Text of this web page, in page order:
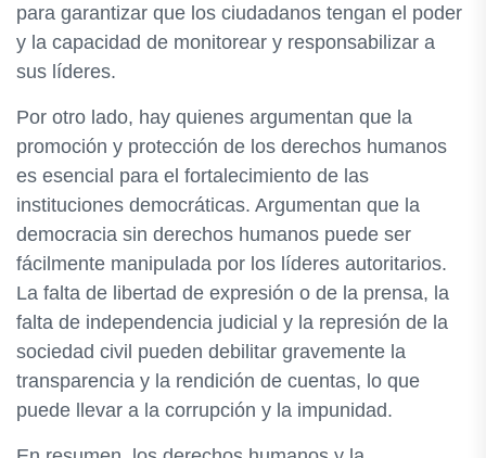
para garantizar que los ciudadanos tengan el poder
y la capacidad de monitorear y responsabilizar a
sus líderes.
Por otro lado, hay quienes argumentan que la
promoción y protección de los derechos humanos
es esencial para el fortalecimiento de las
instituciones democráticas. Argumentan que la
democracia sin derechos humanos puede ser
fácilmente manipulada por los líderes autoritarios.
La falta de libertad de expresión o de la prensa, la
falta de independencia judicial y la represión de la
sociedad civil pueden debilitar gravemente la
transparencia y la rendición de cuentas, lo que
puede llevar a la corrupción y la impunidad.